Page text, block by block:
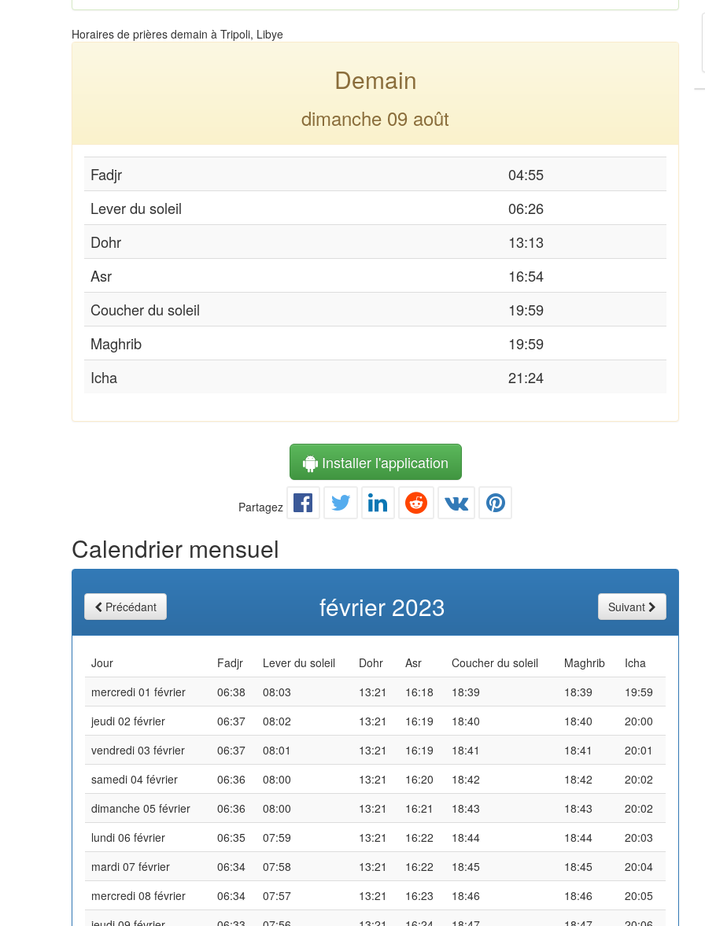
Horaires de prières demain à Tripoli, Libye
Demain
dimanche 09 août
Fadjr
04:55
Lever du soleil
06:26
Dohr
13:13
Asr
16:54
Coucher du soleil
19:59
Maghrib
19:59
Icha
21:24
Installer l'application
Partagez
Calendrier mensuel
Précédant février 2023 Suivant
Jour Fadjr Lever du soleil Dohr Asr Coucher du soleil Maghrib
Icha
mercredi 01 février
06:38 08:03 13:21 16:18 18:39 18:39
19:59
jeudi 02 février
06:37 08:02 13:21 16:19 18:40 18:40
20:00
vendredi 03 février
06:37 08:01 13:21 16:19 18:41 18:41
20:01
samedi 04 février
06:36 08:00 13:21 16:20 18:42 18:42
20:02
dimanche 05 février
06:36 08:00 13:21 16:21 18:43 18:43
20:02
lundi 06 février
06:35 07:59 13:21 16:22 18:44 18:44
20:03
mardi 07 février
06:34 07:58 13:21 16:22 18:45 18:45
20:04
mercredi 08 février
06:34 07:57 13:21 16:23 18:46 18:46
20:05